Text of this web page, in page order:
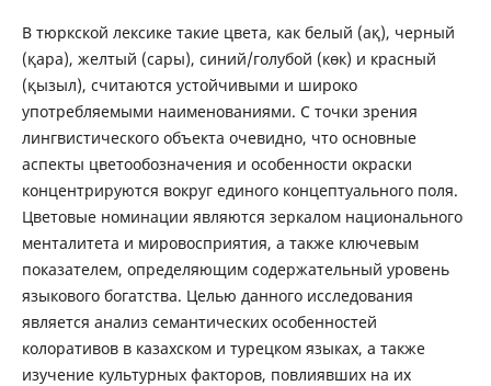
В тюркской лексике такие цвета, как белый (ақ), черный
(қара), желтый (сары), синий/голубой (көк) и красный
(қызыл), считаются устойчивыми и широко
употребляемыми наименованиями. С точки зрения
лингвистического объекта очевидно, что основные
аспекты цветообозначения и особенности окраски
концентрируются вокруг единого концептуального поля.
Цветовые номинации являются зеркалом национального
менталитета и мировосприятия, а также ключевым
показателем, определяющим содержательный уровень
языкового богатства. Целью данного исследования
является анализ семантических особенностей
колоративов в казахском и турецком языках, а также
изучение культурных факторов, повлиявших на их